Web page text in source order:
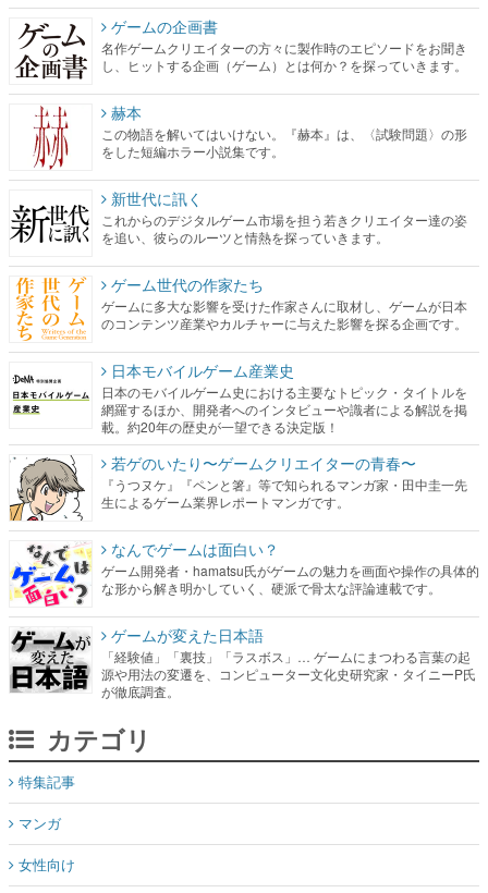
ゲームの企画書
名作ゲームクリエイターの方々に製作時のエピソードをお聞き
し、ヒットする企画（ゲーム）とは何か？を探っていきます。
赫本
この物語を解いてはいけない。『赫本』は、〈試験問題〉の形
をした短編ホラー小説集です。
新世代に訊く
これからのデジタルゲーム市場を担う若きクリエイター達の姿
を追い、彼らのルーツと情熱を探っていきます。
ゲーム世代の作家たち
ゲームに多大な影響を受けた作家さんに取材し、ゲームが日本
のコンテンツ産業やカルチャーに与えた影響を探る企画です。
日本モバイルゲーム産業史
日本のモバイルゲーム史における主要なトピック・タイトルを
網羅するほか、開発者へのインタビューや識者による解説を掲
載。約20年の歴史が一望できる決定版！
若ゲのいたり〜ゲームクリエイターの青春〜
『うつヌケ』『ペンと箸』等で知られるマンガ家・田中圭一先
生によるゲーム業界レポートマンガです。
なんでゲームは面白い？
ゲーム開発者・hamatsu氏がゲームの魅力を画面や操作の具体的
な形から解き明かしていく、硬派で骨太な評論連載です。
ゲームが変えた日本語
「経験値」「裏技」「ラスボス」… ゲームにまつわる言葉の起
源や用法の変遷を、コンピューター文化史研究家・タイニーP氏
が徹底調査。
カテゴリ
特集記事
マンガ
女性向け